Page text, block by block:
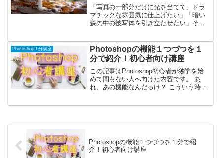
法
「写真の一部分だけに光を当てて、ドラ
マチックな雰囲気に仕上げたい」「暗い
森の中の被写体を引き立たせたい」そん
たスポットライト効果です。一見難しそ
うに見えますが、...
Photoshop１分講座
Photoshopの機能１つづつを１
分で紹介！初心者向け講座
この記事はPhotoshop初心者が独学を始
めて間もない人へ向けた内容です。 あ
れ、あの機能なんだっけ？ こういう時ど
Photoshopの機能１つづつを１分で紹
介！初心者向け講座